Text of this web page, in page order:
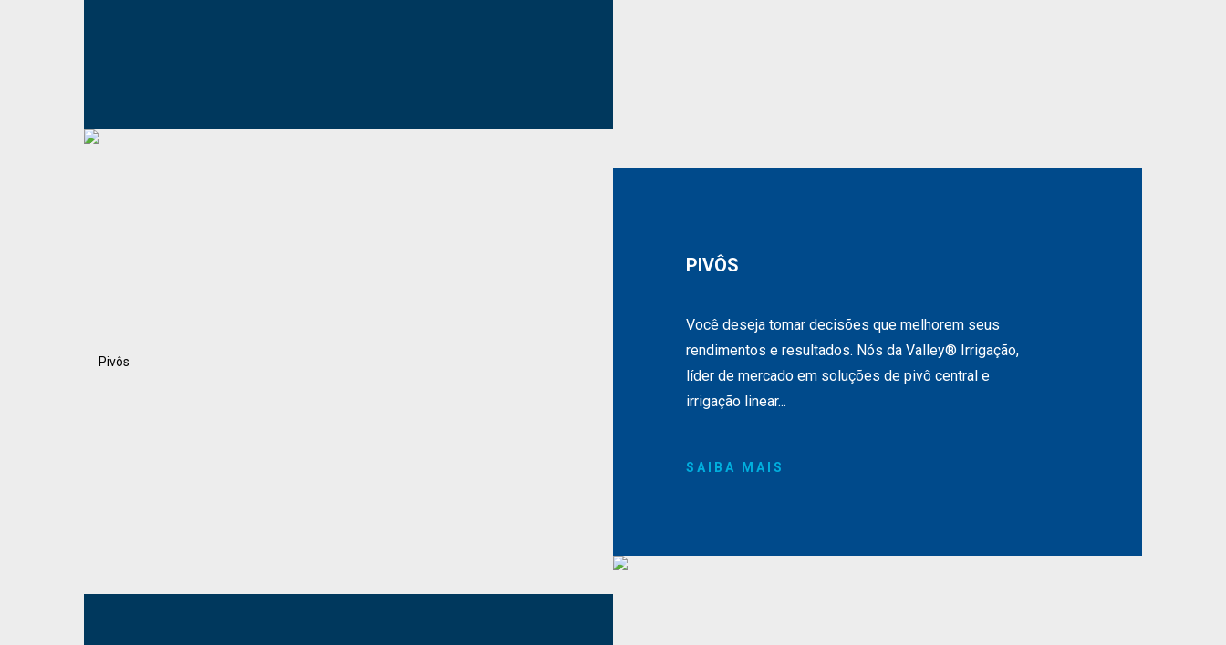
PIVÔS
Você deseja tomar decisões que melhorem seus
rendimentos e resultados. Nós da Valley® Irrigação,
líder de mercado em soluções de pivô central e
irrigação linear...
SAIBA MAIS